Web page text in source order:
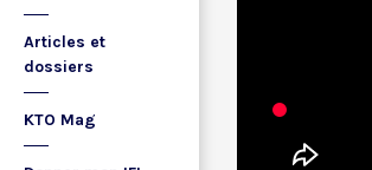
Articles et
dossiers
KTO Mag